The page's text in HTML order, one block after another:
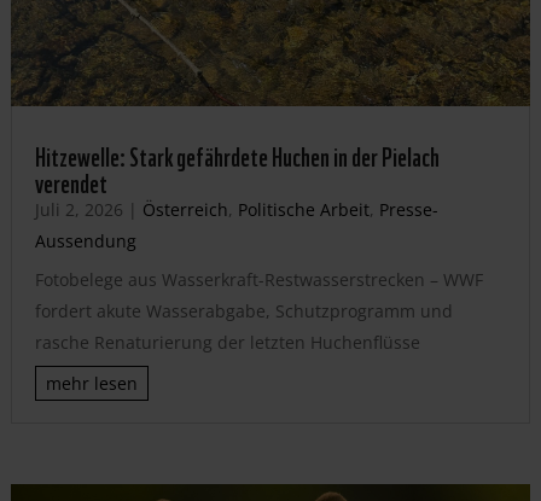
Hitzewelle: Stark gefährdete Huchen in der Pielach
verendet
Juli 2, 2026 | Österreich, Politische Arbeit, Presse-
Aussendung
Fotobelege aus Wasserkraft-Restwasserstrecken – WWF
fordert akute Wasserabgabe, Schutzprogramm und
rasche Renaturierung der letzten Huchenflüsse
mehr lesen